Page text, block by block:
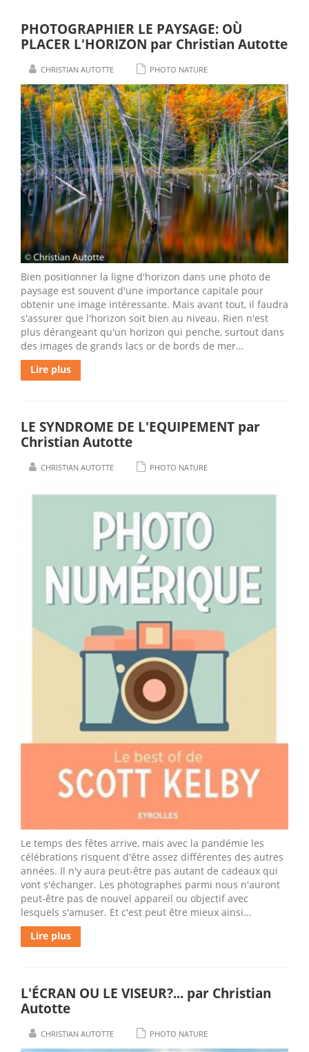
PHOTOGRAPHIER LE PAYSAGE: OÙ
PLACER L'HORIZON par Christian Autotte
CHRISTIAN AUTOTTE PHOTO NATURE
Bien positionner la ligne d'horizon dans une photo de
paysage est souvent d'une importance capitale pour
obtenir une image intéressante. Mais avant tout, il faudra
s'assurer que l'horizon soit bien au niveau. Rien n'est
plus dérangeant qu'un horizon qui penche, surtout dans
des images de grands lacs or de bords de mer…
Lire plus
LE SYNDROME DE L'EQUIPEMENT par
Christian Autotte
CHRISTIAN AUTOTTE PHOTO NATURE
Le temps des fêtes arrive, mais avec la pandémie les
célébrations risquent d'être assez différentes des autres
années. Il n'y aura peut-être pas autant de cadeaux qui
vont s'échanger. Les photographes parmi nous n'auront
peut-être pas de nouvel appareil ou objectif avec
lesquels s'amuser. Et c'est peut être mieux ainsi…
Lire plus
L'ÉCRAN OU LE VISEUR?... par Christian
Autotte
CHRISTIAN AUTOTTE PHOTO NATURE